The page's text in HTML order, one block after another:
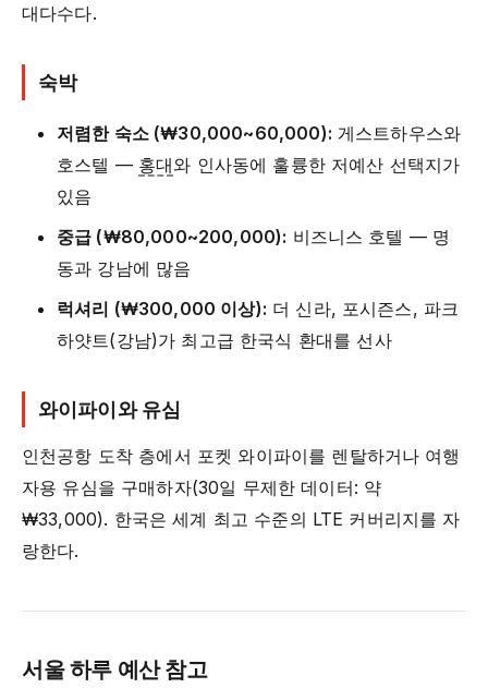
대다수다.
숙박
저렴한 숙소 (₩30,000~60,000): 게스트하우스와
호스텔 — 홍대와 인사동에 훌륭한 저예산 선택지가
있음
중급 (₩80,000~200,000): 비즈니스 호텔 — 명
동과 강남에 많음
럭셔리 (₩300,000 이상): 더 신라, 포시즌스, 파크
하얏트(강남)가 최고급 한국식 환대를 선사
와이파이와 유심
인천공항 도착 층에서 포켓 와이파이를 렌탈하거나 여행
자용 유심을 구매하자(30일 무제한 데이터: 약
₩33,000). 한국은 세계 최고 수준의 LTE 커버리지를 자
랑한다.
서울 하루 예산 참고